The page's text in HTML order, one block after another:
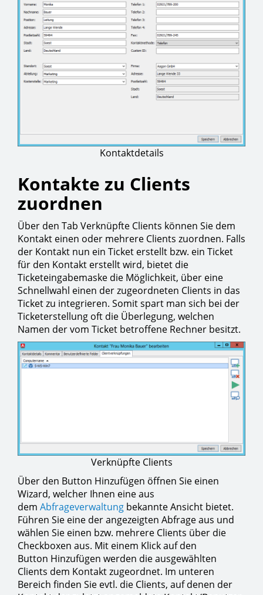
Kontaktdetails
Kontakte zu Clients
zuordnen
Über den Tab Verknüpfte Clients können Sie dem
Kontakt einen oder mehrere Clients zuordnen. Falls
der Kontakt nun ein Ticket erstellt bzw. ein Ticket
für den Kontakt erstellt wird, bietet die
Ticketeingabemaske die Möglichkeit, über eine
Schnellwahl einen der zugeordneten Clients in das
Ticket zu integrieren. Somit spart man sich bei der
Ticketerstellung oft die Überlegung, welchen
Namen der vom Ticket betroffene Rechner besitzt.
Verknüpfte Clients
Über den Button Hinzufügen öffnen Sie einen
Wizard, welcher Ihnen eine aus
dem Abfrageverwaltung bekannte Ansicht bietet.
Führen Sie eine der angezeigten Abfrage aus und
wählen Sie einen bzw. mehrere Clients über die
Checkboxen aus. Mit einem Klick auf den
Button Hinzufügen werden die ausgewählten
Clients dem Kontakt zugeordnet. Im unteren
Bereich finden Sie evtl. die Clients, auf denen der